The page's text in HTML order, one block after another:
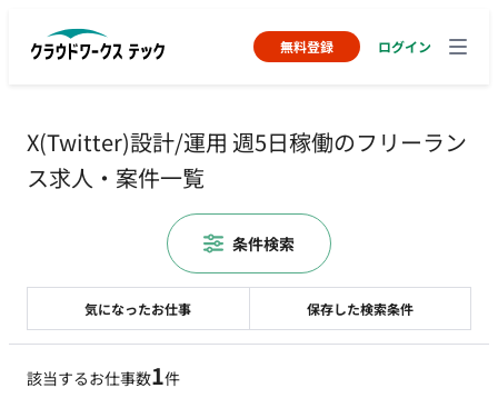
無料登録 ログイン
X(Twitter)設計/運用 週5日稼働のフリーラン
ス求人・案件一覧
該当するお仕事数1件
気になったお仕事 保存した検索条件
条件検索